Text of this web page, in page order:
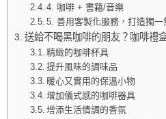
4. 咖啡 + 書籍/音樂
5. 善用客製化服務，打造獨一
送給不喝黑咖啡的朋友？咖啡禮
精緻的咖啡杯具
提升風味的調味品
暖心又實用的保溫小物
增加儀式感的咖啡器具
增添生活情調的香氛